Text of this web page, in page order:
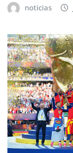
noticias